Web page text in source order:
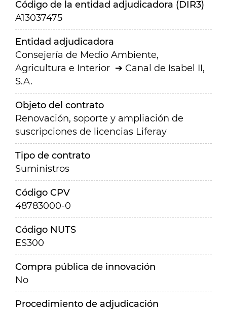
Código de la entidad adjudicadora (DIR3)
A13037475
Entidad adjudicadora
Consejería de Medio Ambiente,
Agricultura e Interior
Canal de Isabel II,
S.A.
Objeto del contrato
Renovación, soporte y ampliación de
suscripciones de licencias Liferay
Tipo de contrato
Suministros
Código CPV
48783000-0
Código NUTS
ES300
Compra pública de innovación
No
Procedimiento de adjudicación